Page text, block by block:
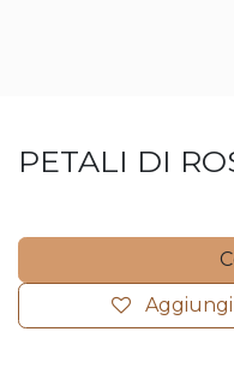
PETALI DI
Aggiungi